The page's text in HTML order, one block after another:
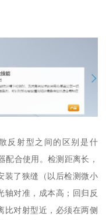
反射型之间的区别是什
配合使用。检测距离长，
装了狭缝（以后检测微小
轴对准，成本高；回归反
比对射型近，必须在两侧